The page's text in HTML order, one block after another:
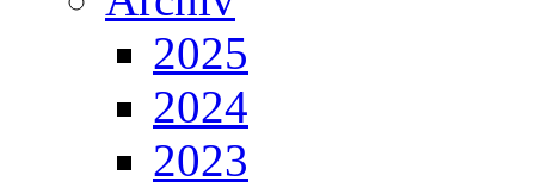
2025
2024
2023